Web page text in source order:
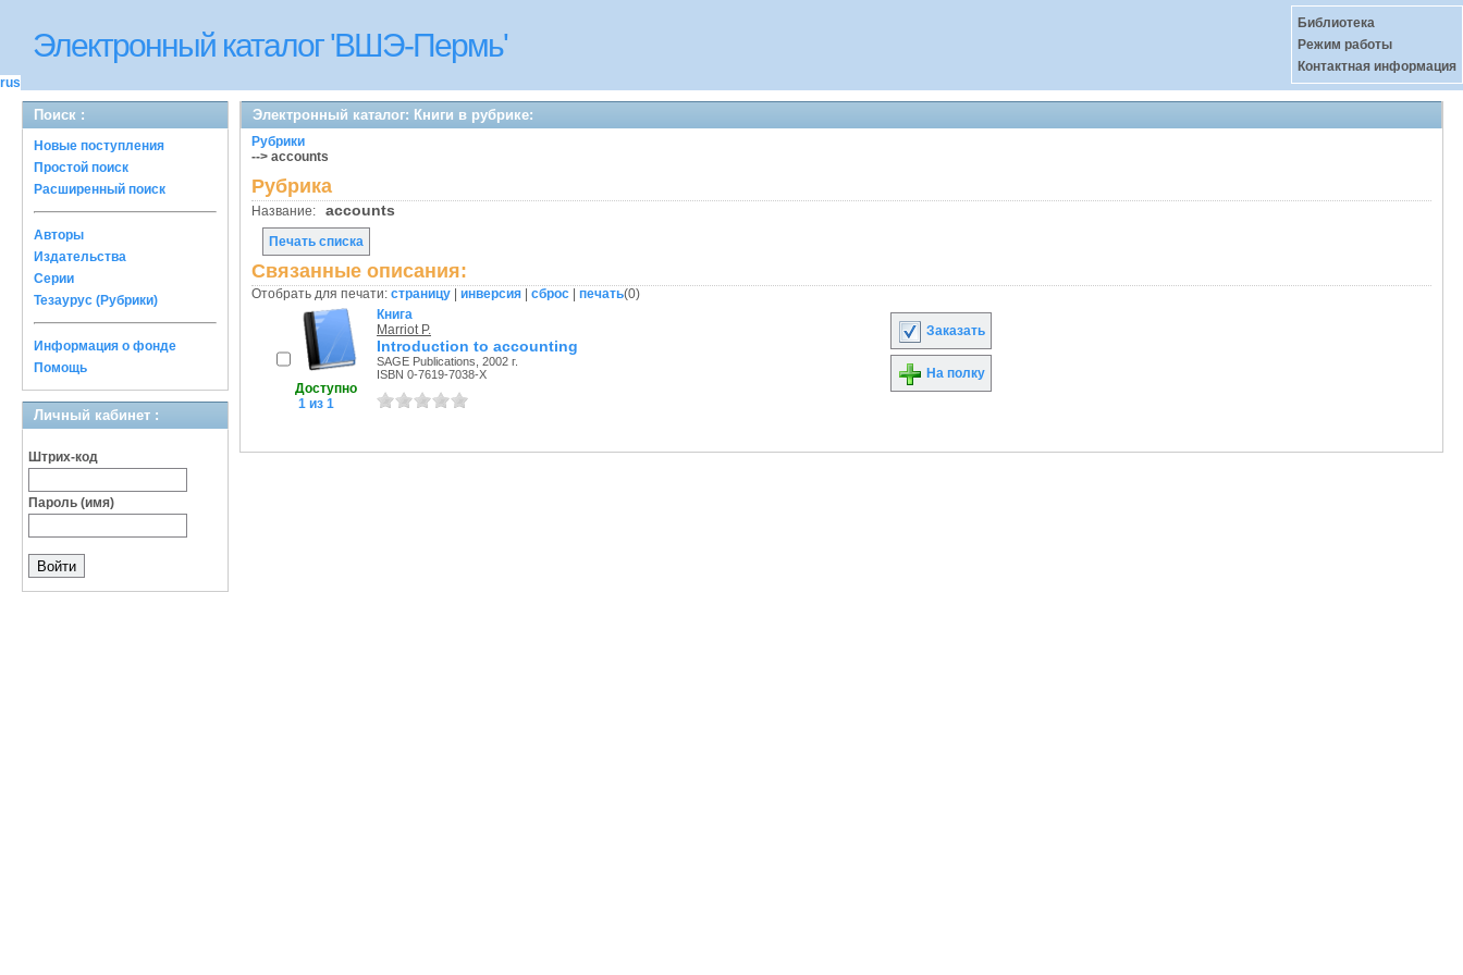
Электронный каталог 'ВШЭ-Пермь'
rus
Библиотека
Режим работы
Контактная информация
Поиск :
Новые поступления
Простой поиск
Расширенный поиск
Авторы
Издательства
Серии
Тезаурус (Рубрики)
Информация о фонде
Помощь
Личный кабинет :
Штрих-код
Пароль (имя)
Электронный каталог: Книги в рубрике:
Рубрики
--> accounts
Рубрика
Название: accounts
Печать списка
Связанные описания:
Отобрать для печати: страницу инверсия сброс печать(0)
Доступно
1 из 1
Книга
Marriot P.
Introduction to accounting
SAGE Publications, 2002 г.
ISBN 0-7619-7038-X
Заказать
На полку